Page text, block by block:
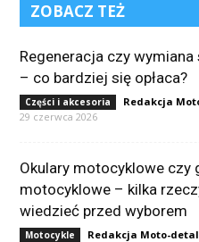
ZOBACZ TEŻ
Regeneracja czy
– co bardziej się opłaca?
Części i akcesoria Redakcja
29 czerwca 2026
Okulary motocyklowe czy
motocyklowe – kilka
wiedzieć przed wyborem
Motocykle Redakcja Moto-